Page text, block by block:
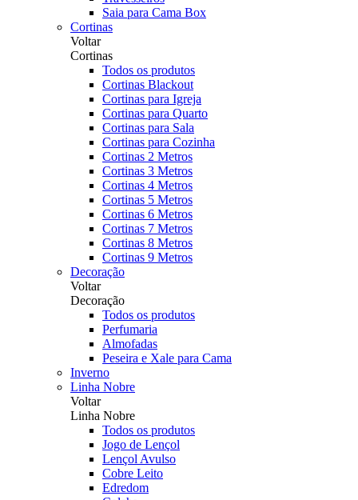
Saia para Cama Box
Cortinas
Voltar
Cortinas
Todos os produtos
Cortinas Blackout
Cortinas para Igreja
Cortinas para Quarto
Cortinas para Sala
Cortinas para Cozinha
Cortinas 2 Metros
Cortinas 3 Metros
Cortinas 4 Metros
Cortinas 5 Metros
Cortinas 6 Metros
Cortinas 7 Metros
Cortinas 8 Metros
Cortinas 9 Metros
Decoração
Voltar
Decoração
Todos os produtos
Perfumaria
Almofadas
Peseira e Xale para Cama
Inverno
Linha Nobre
Voltar
Linha Nobre
Todos os produtos
Jogo de Lençol
Lençol Avulso
Cobre Leito
Edredom